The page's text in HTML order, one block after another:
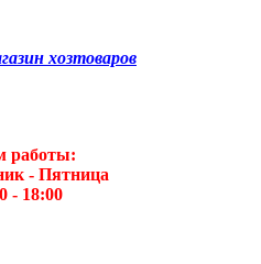
хозтоваров
работы:
- Пятница
- 18:00